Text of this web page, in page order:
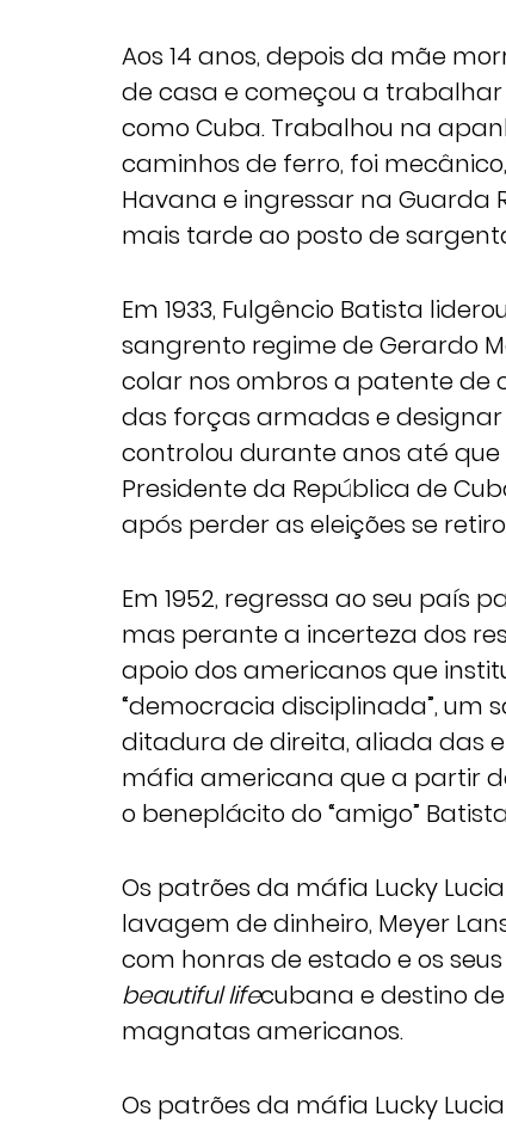
Aos 14 anos, depois da mãe
de casa e começou a
como Cuba. Trabalhou na
caminhos de ferro, foi
Havana e ingressar na Guarda
mais tarde ao posto de
Em 1933, Fulgêncio Batista
sangrento regime de Gerardo
colar nos ombros a patente
das forças armadas e
controlou durante anos até que
Presidente da República de
após perder as eleições se
Em 1952, regressa ao seu país
mas perante a incerteza dos
apoio dos americanos que
“democracia disciplinada”, um
ditadura de direita, aliada das
máfia americana que a partir
o beneplácito do “amigo”
Os patrões da máfia Lucky
lavagem de dinheiro, Meyer
com honras de estado e os
beautiful lifecubana e destino
magnatas americanos.
Os patrões da máfia Lucky